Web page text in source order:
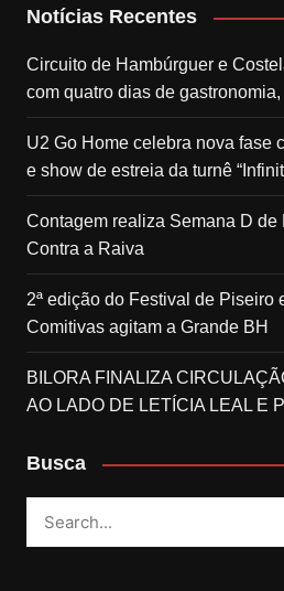
Notícias Recentes
Circuito de Hambúrguer e
com quatro dias de
U2 Go Home celebra nova fase
e show de estreia da turnê
Contagem realiza Semana D
Contra a Raiva
2ª edição do Festival de Piseiro
Comitivas agitam a Grande BH
BILORA FINALIZA
AO LADO DE LETÍCIA LEAL E
Busca